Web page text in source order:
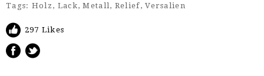
Tags: Holz , Lack,Metall , Relief,Versalien
297 Likes